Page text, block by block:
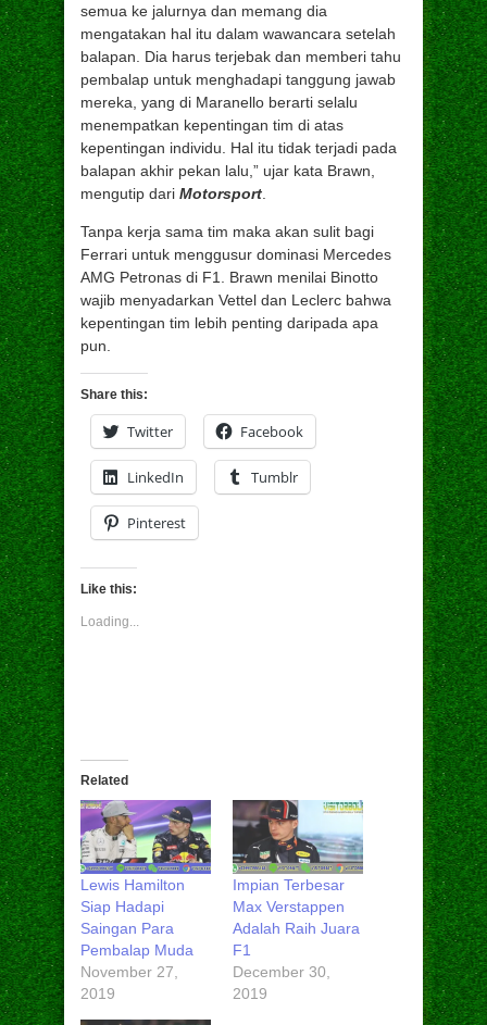
semua ke jalurnya dan memang dia
mengatakan hal itu dalam wawancara setelah
balapan. Dia harus terjebak dan memberi tahu
pembalap untuk menghadapi tanggung jawab
mereka, yang di Maranello berarti selalu
menempatkan kepentingan tim di atas
kepentingan individu. Hal itu tidak terjadi pada
balapan akhir pekan lalu,” ujar kata Brawn,
mengutip dari Motorsport
Tanpa kerja sama tim maka akan sulit bagi
Ferrari untuk menggusur dominasi Mercedes
AMG Petronas di F1. Brawn menilai Binotto
wajib menyadarkan Vettel dan Leclerc bahwa
kepentingan tim lebih penting daripada apa
pun.
Share this:
Twitter Facebook
LinkedIn Tumblr
Pinterest
Like this:
Loading...
Related
Lewis Hamilton
Siap Hadapi
Saingan Para
Pembalap Muda
November 27,
2019
Impian Terbesar
Max Verstappen
Adalah Raih Juara
F1
December 30,
2019